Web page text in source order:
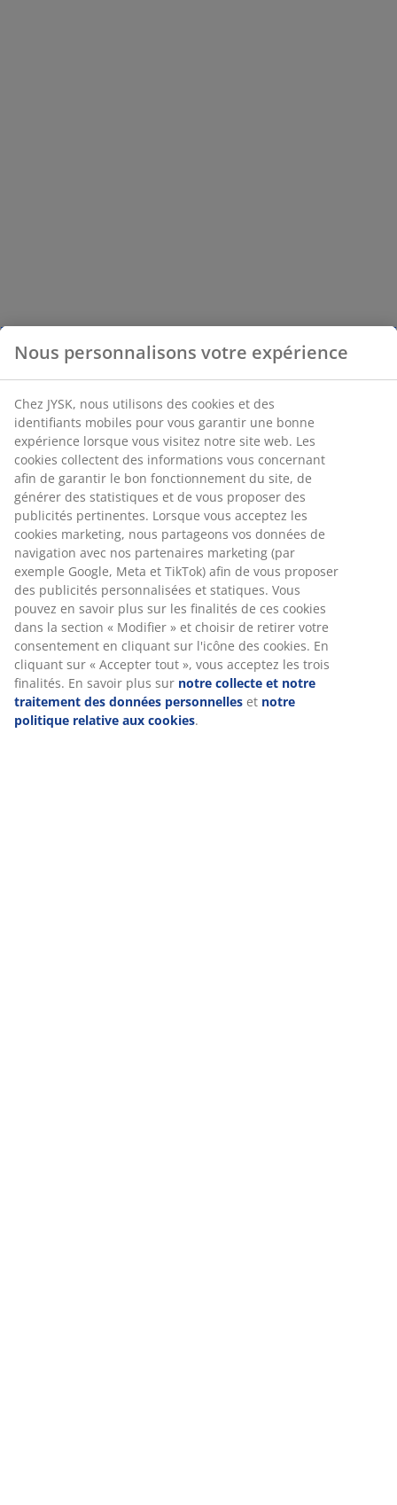
Nous personnalisons votre expérience
Chez JYSK, nous utilisons des cookies et des
identifiants mobiles pour vous garantir une bonne
expérience lorsque vous visitez notre site web. Les
cookies collectent des informations vous concernant
afin de garantir le bon fonctionnement du site, de
générer des statistiques et de vous proposer des
publicités pertinentes. Lorsque vous acceptez les
cookies marketing, nous partageons vos données de
navigation avec nos partenaires marketing (par
exemple Google, Meta et TikTok) afin de vous proposer
des publicités personnalisées et statiques. Vous
pouvez en savoir plus sur les finalités de ces cookies
dans la section « Modifier » et choisir de retirer votre
consentement en cliquant sur l'icône des cookies. En
cliquant sur « Accepter tout », vous acceptez les trois
finalités. En savoir plus sur notre collecte et notre
traitement des données personnelles et notre
politique relative aux cookies.